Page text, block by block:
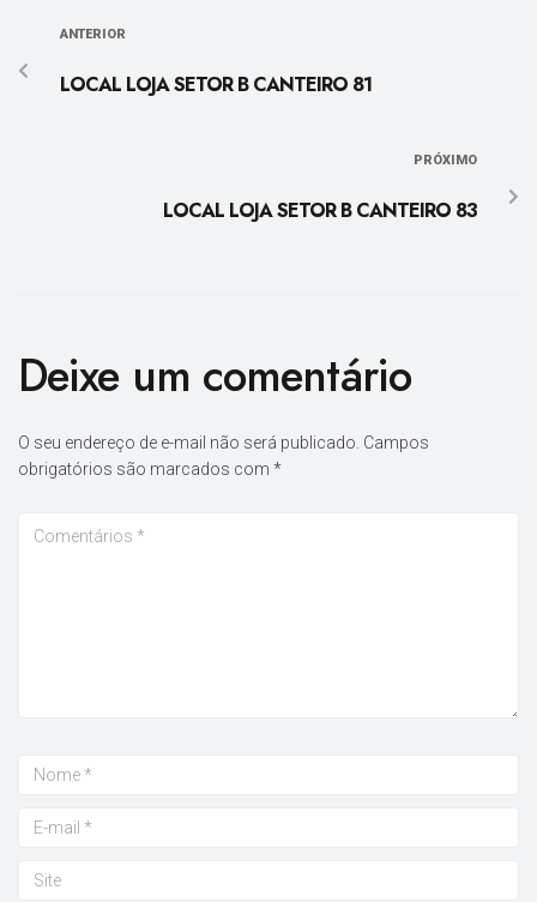
ANTERIOR
LOCAL LOJA SETOR B CANTEIRO 81
PRÓXIMO
LOCAL LOJA SETOR B CANTEIRO 83
Deixe um comentário
O seu endereço de e-mail não será publicado. Campos
obrigatórios são marcados com *